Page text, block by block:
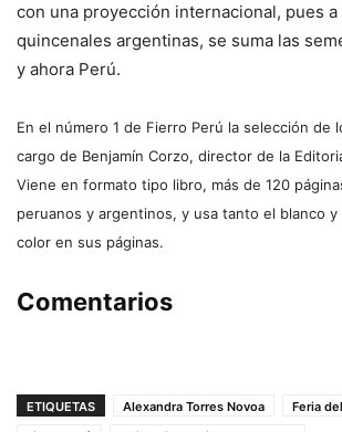
con una proyección internacional, pues
quincenales argentinas, se suma las
y ahora Perú.
En el número 1 de Fierro Perú la selección de
cargo de Benjamín Corzo, director de la
Viene en formato tipo libro, más de 120
peruanos y argentinos, y usa tanto el blanco
color en sus páginas.
Comentarios
ETIQUETAS Alexandra Torres Novoa
Feria